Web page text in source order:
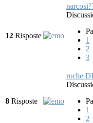
12 Risposte
1
2
3
8 Risposte
roche
1
2